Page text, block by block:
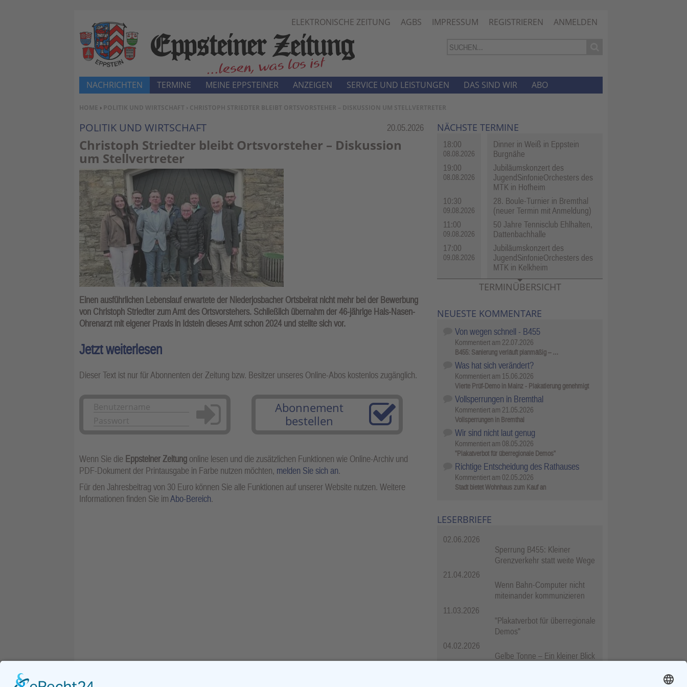
ELEKTRONISCHE ZEITUNG AGBS IMPRESSUM REGISTRIEREN ANMELDEN
SIE BEFINDEN SICH HIER:
HOME › POLITIK UND WIRTSCHAFT › CHRISTOPH STRIEDTER BLEIBT ORTSVORSTEHER – DISKUSSION UM STELLVERTRETER
Rubrik:
POLITIK UND WIRTSCHAFT 20.05.2026
Christoph Striedter bleibt Ortsvorsteher – Diskussion
um Stellvertreter
Einen ausführlichen Lebenslauf erwartete der Niederjosbacher Ortsbeirat nicht mehr bei der Bewerbung
von Christoph Striedter zum Amt des Ortsvorstehers. Schließlich übernahm der 46-jährige Hals-Nasen-
Ohrenarzt mit eigener Praxis in Idstein dieses Amt schon 2024 und stellte sich vor.
Jetzt weiterlesen
Dieser Text ist nur für Abonnenten der Zeitung bzw. Besitzer unseres Online-Abos kostenlos zugänglich.
Anmelden
Abonnement
bestellen
Wenn Sie die Eppsteiner Zeitung online lesen und die zusätzlichen Funktionen wie Online-Archiv und
PDF-Dokument der Printausgabe in Farbe nutzen möchten, melden Sie sich an.
Für den Jahresbeitrag von 30 Euro können Sie alle Funktionen auf unserer Website nutzen. Weitere
Informationen finden Sie imAbo-Bereich.
NÄCHSTE TERMINE
18:00
08.08.2026
Dinner in Weiß in Eppstein
Burgnähe
19:00
08.08.2026
Jubiläumskonzert des
JugendSinfonieOrchesters des
MTK in Hofheim
10:30
09.08.2026
28. Boule-Turnier in Bremthal
(neuer Termin mit Anmeldung)
11:00
09.08.2026
50 Jahre Tennisclub Ehlhalten,
Dattenbachhalle
17:00
09.08.2026
Jubiläumskonzert des
JugendSinfonieOrchesters des
MTK in Kelkheim
TERMINÜBERSICHT
NEUESTE KOMMENTARE
Von wegen schnell - B455
Kommentiert am 22.07.2026
B455: Sanierung verläuft planmäßig – …
Was hat sich verändert?
Kommentiert am 15.06.2026
Vierte Prüf-Demo in Mainz - Plakatierung genehmigt
Vollsperrungen in Bremthal
Kommentiert am 21.05.2026
Vollsperrungen in Bremthal
Wir sind nicht laut genug
Kommentiert am 08.05.2026
"Plakatverbot für überregionale Demos"
Richtige Entscheidung des Rathauses
Kommentiert am 02.05.2026
Stadt bietet Wohnhaus zum Kauf an
LESERBRIEFE
02.06.2026
Sperrung B455: Kleiner
Grenzverkehr statt weite Wege
21.04.2026
Wenn Bahn-Computer nicht
miteinander kommunizieren
11.03.2026
"Plakatverbot für überregionale
Demos"
04.02.2026
Gelbe Tonne – Ein kleiner Blick
NACHRICHTEN TERMINE MEINE EPPSTEINER ANZEIGEN SERVICE UND LEISTUNGEN DAS SIND WIR ABO